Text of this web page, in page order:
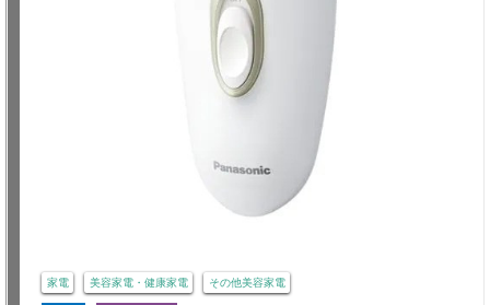
家電 美容家電・健康家電 その他美容家電